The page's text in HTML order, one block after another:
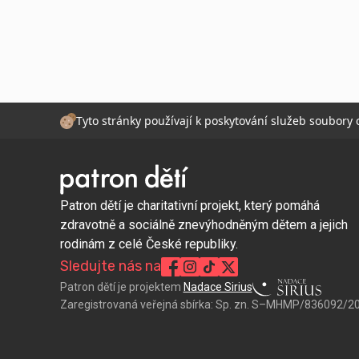
Tyto stránky používají k poskytování služeb
Patron dětí je charitativní projekt, který pomáhá
zdravotně a sociálně znevýhodněným dětem a jejich
rodinám z celé České republiky.
Sledujte nás na
Patron dětí je projektem Nadace Sirius
Zaregistrovaná veřejná sbírka: Sp. zn. S–MHMP/836092/